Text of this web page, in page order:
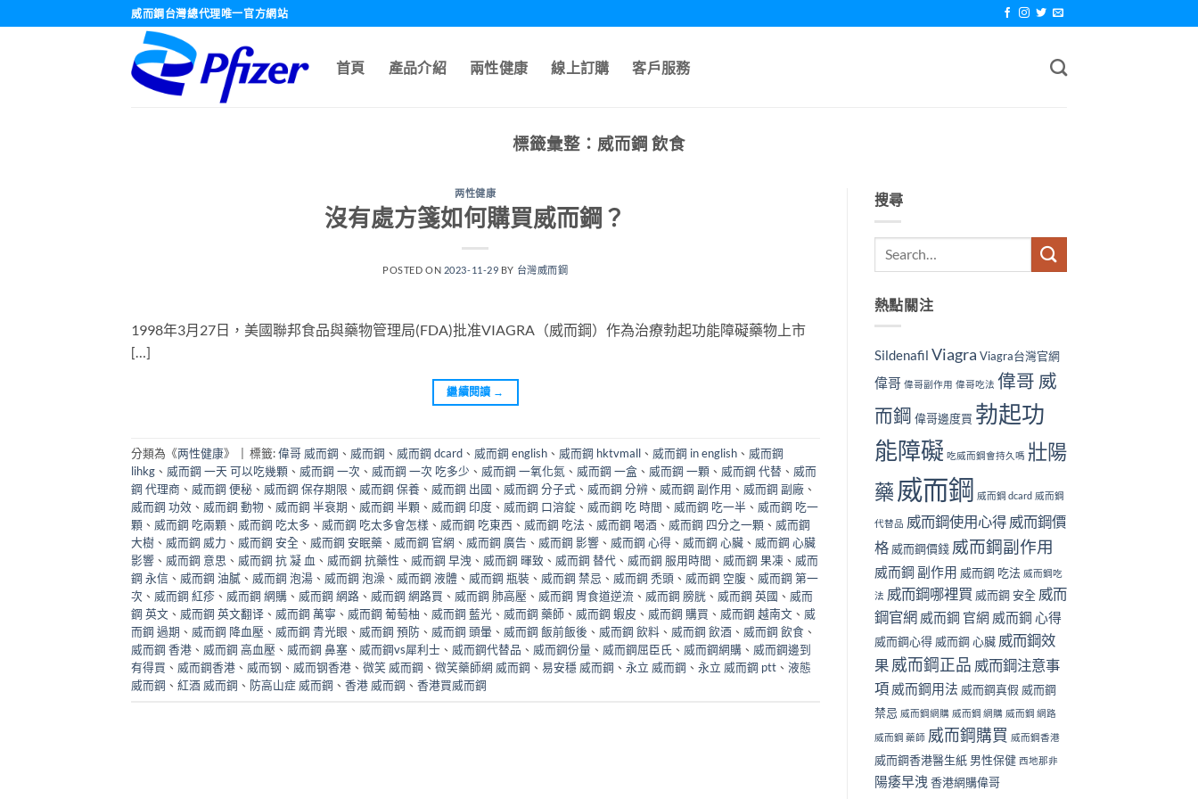
威而鋼台灣總代理唯一官方網站
首頁 產品介紹 兩性健康 線上訂購 客戶服務
標籤彙整： 威而鋼 飲食
两性健康
沒有處方箋如何購買威而鋼？
POSTED ON 2023-11-29 BY 台灣威而鋼
1998年3月27日，美國聯邦食品與藥物管理局(FDA)批准VIAGRA（威而鋼）作為治療勃起功能障礙藥物上市
[…]
繼續閱讀 →
分類為《两性健康》 標籤:偉哥 威而鋼 、 威而鋼 、 威而鋼 dcard 、 威而鋼 english 、 威而鋼 hktvmall 、 威而鋼 in english 、 威而鋼
lihkg 、 威而鋼 一天 可以吃幾顆 、 威而鋼 一次 、 威而鋼 一次 吃多少 、 威而鋼 一氧化氮 、 威而鋼 一盒 、 威而鋼 一顆 、 威而鋼 代替 、 威而
鋼 代理商 、 威而鋼 便秘 、 威而鋼 保存期限 、 威而鋼 保養 、 威而鋼 出國 、 威而鋼 分子式 、 威而鋼 分辨 、 威而鋼 副作用 、 威而鋼 副廠 、
威而鋼 功效 、 威而鋼 動物 、 威而鋼 半衰期 、 威而鋼 半顆 、 威而鋼 印度 、 威而鋼 口溶錠 、 威而鋼 吃 時間 、 威而鋼 吃一半 、 威而鋼 吃一
顆 、 威而鋼 吃兩顆 、 威而鋼 吃太多 、 威而鋼 吃太多會怎樣 、 威而鋼 吃東西 、 威而鋼 吃法 、 威而鋼 喝酒 、 威而鋼 四分之一顆 、 威而鋼
大樹 、 威而鋼 威力 、 威而鋼 安全 、 威而鋼 安眠藥 、 威而鋼 官網 、 威而鋼 廣告 、 威而鋼 影響 、 威而鋼 心得 、 威而鋼 心臟 、 威而鋼 心臟
影響 、 威而鋼 意思 、 威而鋼 抗 凝 血 、 威而鋼 抗藥性 、 威而鋼 早洩 、 威而鋼 暉致 、 威而鋼 替代 、 威而鋼 服用時間 、 威而鋼 果凍 、 威而
鋼 永信 、 威而鋼 油膩 、 威而鋼 泡湯 、 威而鋼 泡澡 、 威而鋼 液體 、 威而鋼 瓶裝 、 威而鋼 禁忌 、 威而鋼 禿頭 、 威而鋼 空腹 、 威而鋼 第一
次 、 威而鋼 紅疹 、 威而鋼 網購 、 威而鋼 網路 、 威而鋼 網路買 、 威而鋼 肺高壓 、 威而鋼 胃食道逆流 、 威而鋼 膀胱 、 威而鋼 英國 、 威而
鋼 英文 、 威而鋼 英文翻译 、 威而鋼 萬寧 、 威而鋼 葡萄柚 、 威而鋼 藍光 、 威而鋼 藥師 、 威而鋼 蝦皮 、 威而鋼 購買 、 威而鋼 越南文 、 威
而鋼 過期 、 威而鋼 降血壓 、 威而鋼 青光眼 、 威而鋼 預防 、 威而鋼 頭暈 、 威而鋼 飯前飯後 、 威而鋼 飲料 、 威而鋼 飲酒 、 威而鋼 飲食 、
威而鋼 香港 、 威而鋼 高血壓 、 威而鋼 鼻塞 、 威而鋼vs犀利士 、 威而鋼代替品 、 威而鋼份量 、 威而鋼屈臣氏 、 威而鋼網購 、 威而鋼邊到
有得買 、 威而鋼香港 、 威而钢 、 威而钢香港 、 微笑 威而鋼 、 微笑藥師網 威而鋼 、 易安穩 威而鋼 、 永立 威而鋼 、 永立 威而鋼 ptt 、 液態
威而鋼 、 紅酒 威而鋼 、 防高山症 威而鋼 、 香港 威而鋼 、 香港買威而鋼
搜尋
熱點關注
Sildenafil Viagra Viagra台灣官網
偉哥 偉哥副作用 偉哥吃法 偉哥 威
而鋼 偉哥邊度買 勃起功
能障礙 吃威而鋼會持久嗎 壯陽
藥 威而鋼 威而鋼 dcard 威而鋼
代替品 威而鋼使用心得 威而鋼價
格 威而鋼價錢 威而鋼副作用
威而鋼 副作用 威而鋼 吃法 威而鋼吃
法 威而鋼哪裡買 威而鋼 安全 威而
鋼官網 威而鋼 官網 威而鋼 心得
威而鋼心得 威而鋼 心臟 威而鋼效
果 威而鋼正品 威而鋼注意事
項 威而鋼用法 威而鋼真假 威而鋼
禁忌 威而鋼網購 威而鋼 網購 威而鋼 網路
威而鋼 藥師 威而鋼購買 威而鋼香港
威而鋼香港醫生紙 男性保健 西地那非
陽痿早洩 香港網購偉哥